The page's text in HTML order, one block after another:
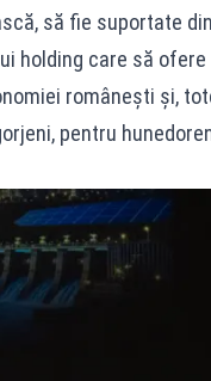
să fie suportate
holding care să
românești și,
pentru